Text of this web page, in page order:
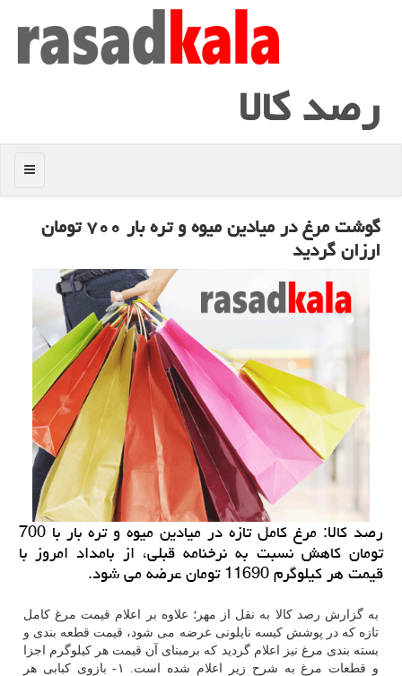
رصد كالا
منو
گوشت مرغ در میادین میوه و تره بار ۷۰۰ تومان
ارزان گردید
رصد كالا: مرغ كامل تازه در میادین میوه و تره بار با 700
تومان كاهش نسبت به نرخنامه قبلی، از بامداد امروز با
قیمت هر كیلوگرم 11690 تومان عرضه می شود.
به گزارش رصد کالا به نقل از مهر؛ علاوه بر اعلام قیمت مرغ کامل
تازه که در پوشش کیسه نایلونی عرضه می شود، قیمت قطعه بندی و
بسته بندی مرغ نیز اعلام گردید که برمبنای آن قیمت هر کیلوگرم اجزا
و قطعات مرغ به شرح زیر اعلام شده است. ۱- بازوی کبابی هر